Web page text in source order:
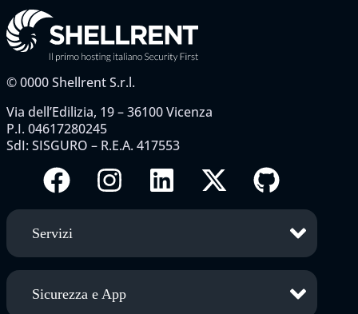
©0000Shellrent S.r.l.
Via dell’Edilizia, 19 – 36100 Vicenza
P.I. 04617280245
SdI: SISGURO – R.E.A. 417553
Servizi
Sicurezza e App